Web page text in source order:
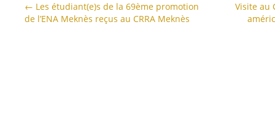
← Les étudiant(e)s de la 69ème promotion
de l’ENA Meknès reçus au CRRA Meknès
Visite au